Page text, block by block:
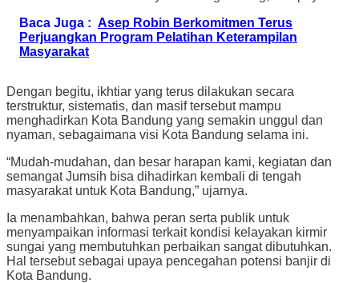
Baca Juga : Asep Robin Berkomitmen Terus
Perjuangkan Program Pelatihan Keterampilan
Masyarakat
Dengan begitu, ikhtiar yang terus dilakukan secara
terstruktur, sistematis, dan masif tersebut mampu
menghadirkan Kota Bandung yang semakin unggul dan
nyaman, sebagaimana visi Kota Bandung selama ini.
“Mudah-mudahan, dan besar harapan kami, kegiatan dan
semangat Jumsih bisa dihadirkan kembali di tengah
masyarakat untuk Kota Bandung,” ujarnya.
Ia menambahkan, bahwa peran serta publik untuk
menyampaikan informasi terkait kondisi kelayakan kirmir
sungai yang membutuhkan perbaikan sangat dibutuhkan.
Hal tersebut sebagai upaya pencegahan potensi banjir di
Kota Bandung.